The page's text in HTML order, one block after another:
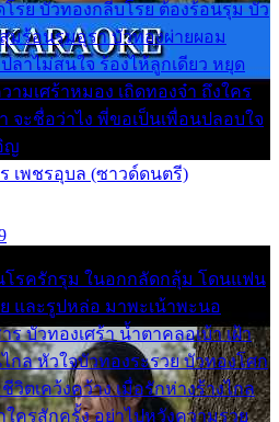
รย บัวทองกลีบโรย ต้องร้อนรุม บัว
ร้อนรุมอุรา บัวทองผ่ายผอม
ลาไม่สนใจ ร้องไห้ลูกเดียว หยุด
ามเศร้าหมอง เถิดทองจ๋า ถึงใคร
จะชื่อว่าไง พี่ขอเป็นเพื่อนปลอบใจ
ญ
เพชรอุบล (ซาวด์ดนตรี)
โรครักรุม ในอกกลัดกลุ้ม โดนแฟน
และรูปหล่อ มาพะเน้าพะนอ
ร บัวทองเศร้า น้ำตาคลอเบ้า เฝ้า
ล หัวใจบัวทองระรวย บัวทองโศก
วิตเคว้งคว้าง เมื่อรักห่างร้างไกล
ครสักครั้ง อย่าไปหวังความรวย